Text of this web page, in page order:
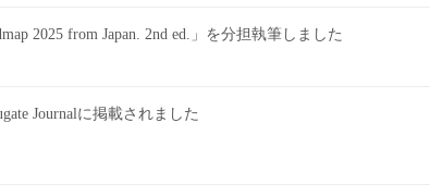
2025 from Japan. 2nd ed.」を分担執筆しました
Journalに掲載されました